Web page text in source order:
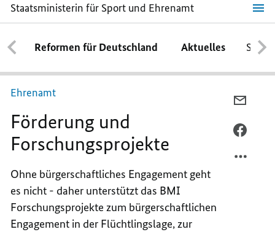
Staatsministerin für Sport und Ehrenamt
Förderung
und
Forschungsprojekte
Reformen für Deutschland Aktuelles
Ehrenamt
Förderung und
Forschungsprojekte
Ohne bürgerschaftliches Engagement geht
es nicht - daher unterstützt das BMI
Forschungsprojekte zum bürgerschaftlichen
Engagement in der Flüchtlingslage, zur